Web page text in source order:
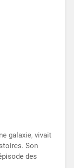
galaxie, vivait
Son
des